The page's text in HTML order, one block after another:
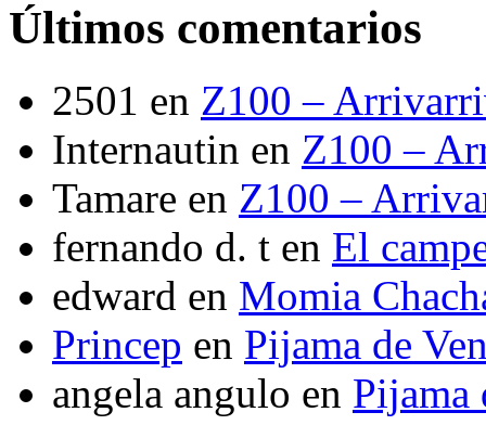
Últimos comentarios
2501 en Z100 –
Internautin en Z100 –
Tamare en Z100 –
fernando d. t en El
edward en Momia
Princep en Pijama de
angela angulo en Pijama